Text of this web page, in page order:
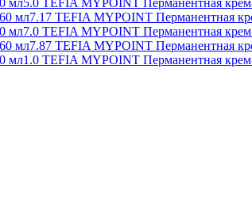
7.17 TEFIA MYPOINT Перманентная
7.0 TEFIA MYPOINT Перманентная
7.87 TEFIA MYPOINT Перманентная
1.0 TEFIA MYPOINT Перманентная